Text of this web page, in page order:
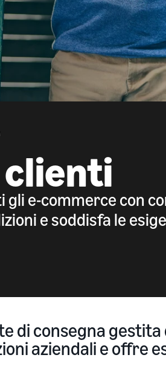
e-commerce con
e soddisfa le
di consegna
aziendali e offre